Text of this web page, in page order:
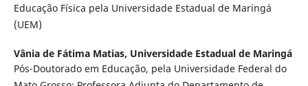
Educação Física pela Universidade Estadual de Maringá
(UEM)
Vânia de Fátima Matias, Universidade Estadual de Maringá
Pós-Doutorado em Educação, pela Universidade Federal do